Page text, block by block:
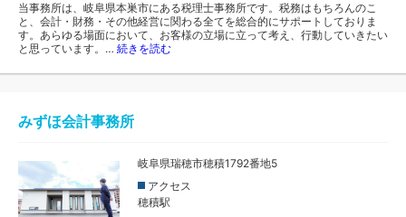
当事務所は、岐阜県本巣市にある税理士事務所です。税務はもちろんのこ
と、会計・財務・その他経営に関わる全てを総合的にサポートしておりま
す。あらゆる場面において、お客様の立場に立って考え、行動していきたい
と思っています。… 続きを読む
みずほ会計事務所
岐阜県瑞穂市穂積1792番地5
アクセス
穂積駅